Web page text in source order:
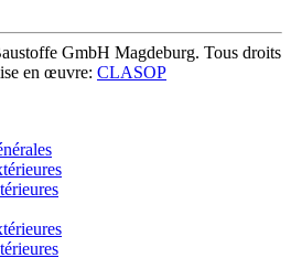
GmbH Magdeburg. Tous droits
en œuvre: CLASOP